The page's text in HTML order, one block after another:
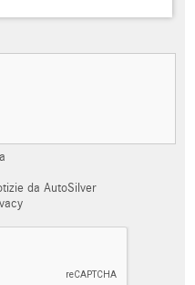
da AutoSilver